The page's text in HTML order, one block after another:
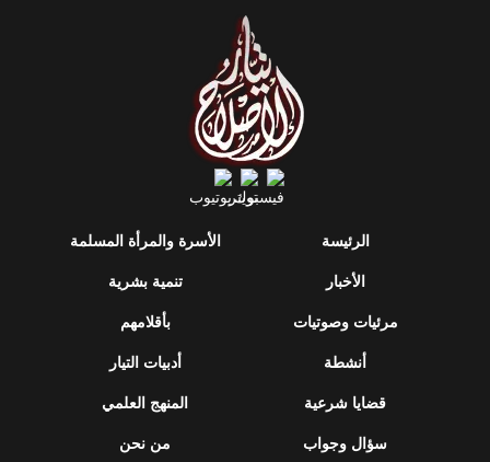
الرئيسة
الأخبار
مرئيات وصوتيات
أنشطة
قضايا شرعية
سؤال وجواب
الأسرة والمرأة المسلمة
تنمية بشرية
بأقلامهم
أدبيات التيار
المنهج العلمي
من نحن